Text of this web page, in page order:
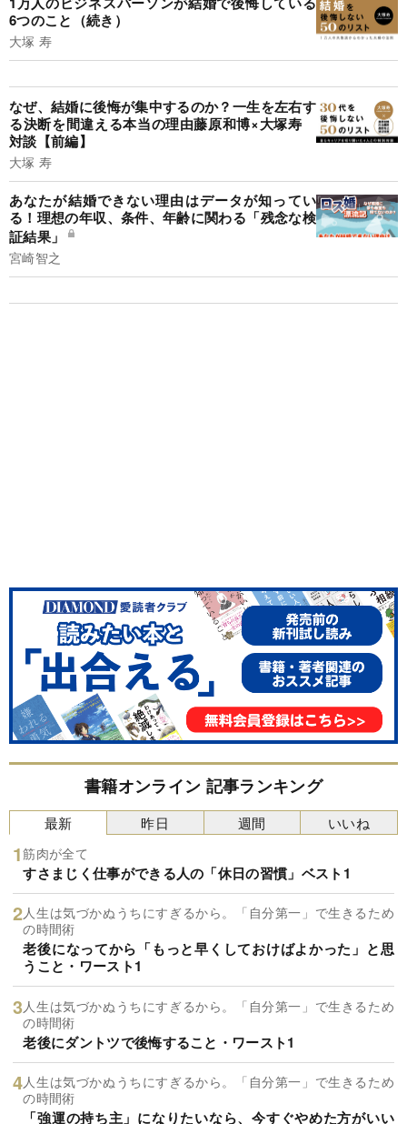
6つのこと（続き）
大塚 寿
なぜ、結婚に後悔が集中するのか？一生を左右す
る決断を間違える本当の理由藤原和博×大塚寿
対談【前編】
大塚 寿
あなたが結婚できない理由はデータが知ってい
る！理想の年収、条件、年齢に関わる「残念な検
証結果」
宮崎智之
書籍オンライン 記事ランキング
最新
筋肉が全て
すさまじく仕事ができる人の「休日の習慣」ベスト1
人生は気づかぬうちにすぎるから。「自分第一」で生きるため
の時間術
老後になってから「もっと早くしておけばよかった」と思
うこと・ワースト1
人生は気づかぬうちにすぎるから。「自分第一」で生きるため
の時間術
老後にダントツで後悔すること・ワースト1
人生は気づかぬうちにすぎるから。「自分第一」で生きるため
の時間術
「強運の持ち主」になりたいなら、今すぐやめた方がいい
昨日 週間 いいね